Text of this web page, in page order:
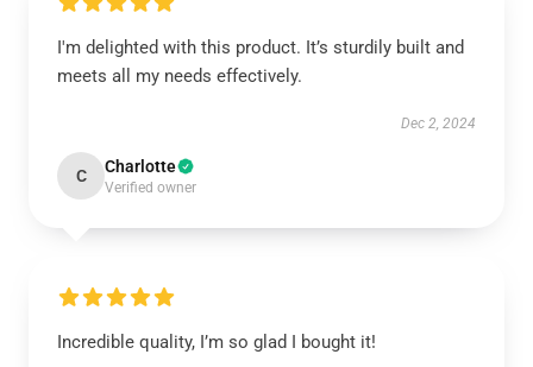
I'm delighted with this product. It’s sturdily built and
meets all my needs effectively.
Dec 2, 2024
C Charlotte
Verified owner
Incredible quality, I’m so glad I bought it!